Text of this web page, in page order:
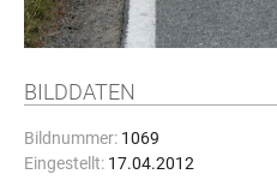
BILDDATEN
Bildnummer: 1069
Eingestellt: 17.04.2012